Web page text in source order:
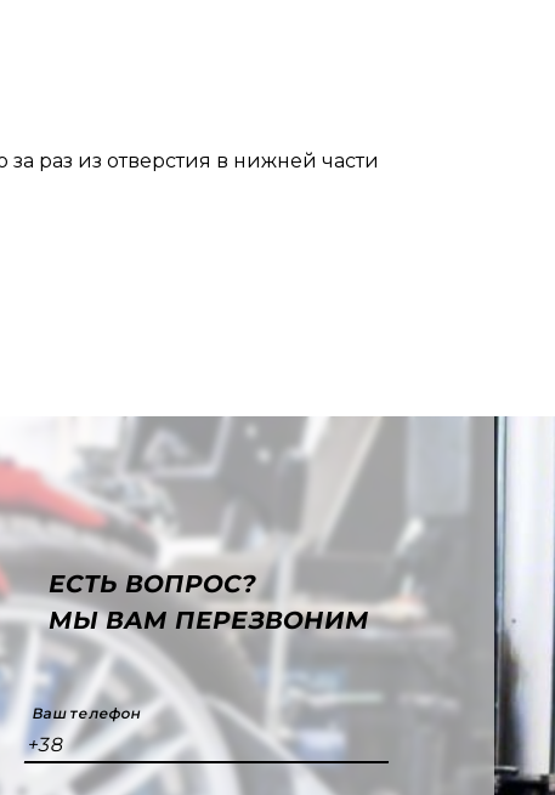
раз из отверстия в нижней части
ЕСТЬ ВОПРОС?
МЫ ВАМ ПЕРЕЗВОНИМ
Ваш телефон
+38